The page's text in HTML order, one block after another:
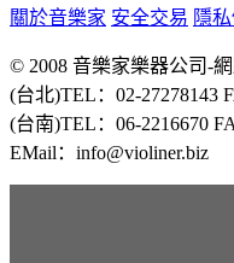
關於音樂家 安全交易 隱
© 2008 音樂家樂器公司-
(台北)TEL：02-27278143
(台南)TEL：06-2216670
EMail：info@violiner.biz